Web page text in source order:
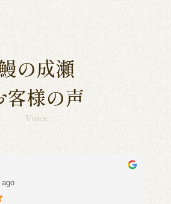
の成瀬
客様の声
Voice